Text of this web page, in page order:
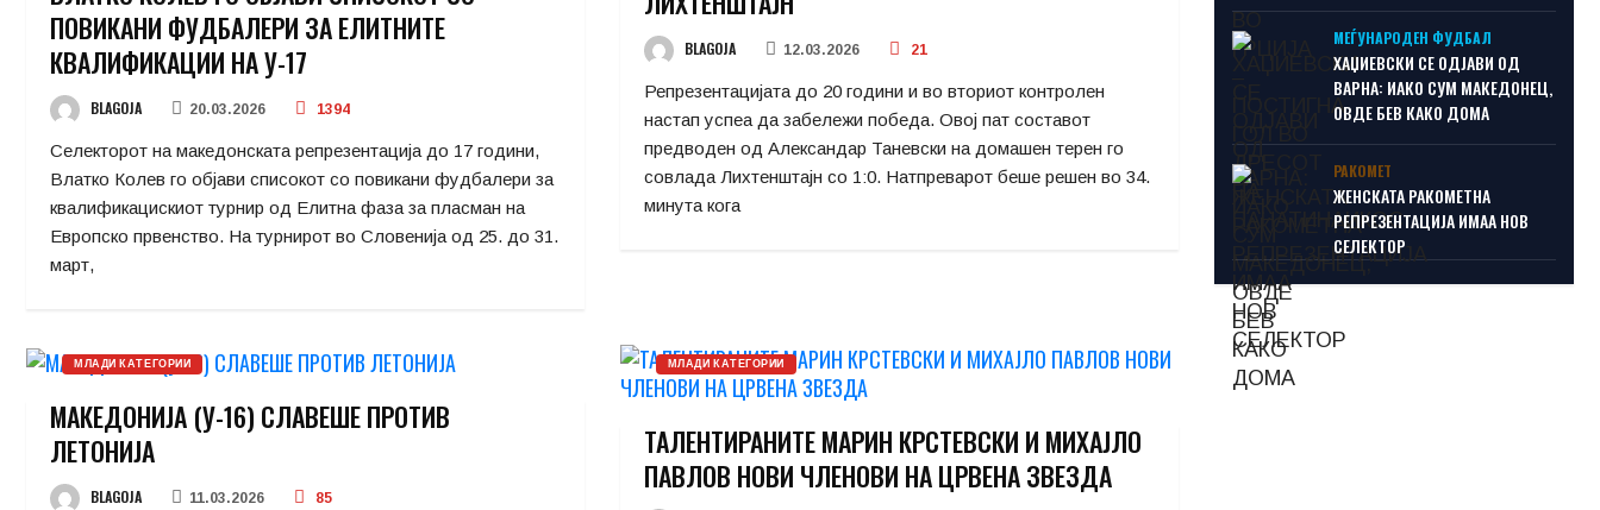
ПОВИКАНИ ФУДБАЛЕРИ ЗА ЕЛИТНИТЕ
КВАЛИФИКАЦИИ НА У-17
BLAGOJA 20.03.2026 1394
Селекторот на македонската репрезентација до 17 години,
Влатко Колев го објави списокот со повикани фудбалери за
квалификацискиот турнир од Елитна фаза за пласман на
Европско првенство. На турнирот во Словенија од 25. до 31.
март,
BLAGOJA 12.03.2026 21
Репрезентацијата до 20 години и во вториот контролен
настап успеа да забележи победа. Овој пат составот
предводен од Александар Таневски на домашен терен го
совлада Лихтенштајн со 1:0. Натпреварот беше решен во 34.
минута кога
МЛАДИ КАТЕГОРИИ
МАКЕДОНИЈА (У-16) СЛАВЕШЕ ПРОТИВ
ЛЕТОНИЈА
BLAGOJA 11.03.2026 85
МЛАДИ КАТЕГОРИИ
ТАЛЕНТИРАНИТЕ МАРИН КРСТЕВСКИ И МИХАЈЛО
ПАВЛОВ НОВИ ЧЛЕНОВИ НА ЦРВЕНА ЗВЕЗДА
МЕЃУНАРОДЕН ФУДБАЛ
ХАЏИЕВСКИ СЕ ОДЈАВИ ОД
ВАРНА: ИАКО СУМ МАКЕДОНЕЦ,
ОВДЕ БЕВ КАКО ДОМА
РАКОМЕТ
ЖЕНСКАТА РАКОМЕТНА
РЕПРЕЗЕНТАЦИЈА ИМАА НОВ
СЕЛЕКТОР